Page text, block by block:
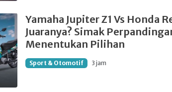
Yamaha Jupiter Z1 Vs Honda
Juaranya? Simak
Menentukan Pilihan
Sport & Otomotif 3 jam